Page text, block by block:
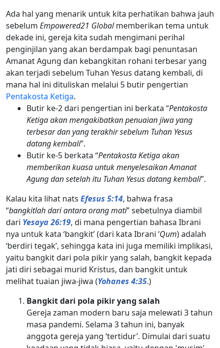
Ada hal yang menarik untuk kita perhatikan bahwa jauh
sebelum Empowered21 Globalmemberikan tema untuk
dekade ini, gereja kita sudah mengimani perihal
penginjilan yang akan berdampak bagi penuntasan
Amanat Agung dan kebangkitan rohani terbesar yang
akan terjadi sebelum Tuhan Yesus datang kembali, di
mana hal ini dituliskan melalui 5 butir pengertian
Pentakosta Ketiga.
Butir ke-2 dari pengertian ini berkata “Pentakosta
Ketiga akan mengakibatkan penuaian jiwa yang
terbesar dan yang terakhir sebelum Tuhan Yesus
datang kembali”.
Butir ke-5 berkata “Pentakosta Ketiga akan
memberikan kuasa untuk menyelesaikan Amanat
Agung dan setelah itu Tuhan Yesus datang kembali”.
Kalau kita lihat nats Efesus 5:14, bahwa frasa
“bangkitlah dari antara orang mati” sebetulnya diambil
dari Yesaya 26:19, di mana pengertian bahasa Ibrani
nya untuk kata ‘bangkit’ (dari kata Ibrani ‘Qum) adalah
‘berdiri tegak’, sehingga kata ini juga memiliki implikasi,
yaitu bangkit dari pola pikir yang salah, bangkit kepada
jati diri sebagai murid Kristus, dan bangkit untuk
melihat tuaian jiwa-jiwa (Yohanes 4:35.)
Bangkit dari pola pikir yang salah
Gereja zaman modern baru saja melewati 3 tahun
masa pandemi. Selama 3 tahun ini, banyak
anggota gereja yang ‘tertidur’. Dimulai dari suatu